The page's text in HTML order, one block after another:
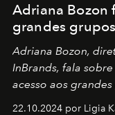
Adriana Bozon
grandes
Adriana Bozon,
InBrands, fala
acesso aos
22.10.2024 por Ligia